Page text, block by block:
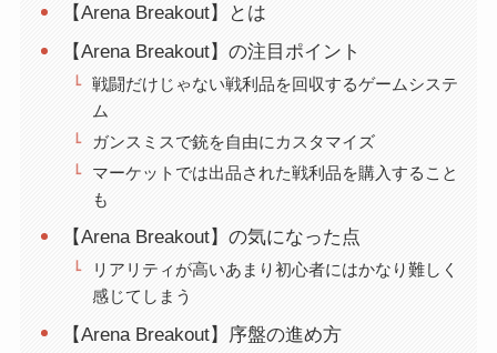
【Arena Breakout】とは
【Arena Breakout】の注目ポイント
戦闘だけじゃない戦利品を回収するゲームシステ
ム
ガンスミスで銃を自由にカスタマイズ
マーケットでは出品された戦利品を購入すること
も
【Arena Breakout】の気になった点
リアリティが高いあまり初心者にはかなり難しく
感じてしまう
【Arena Breakout】序盤の進め方